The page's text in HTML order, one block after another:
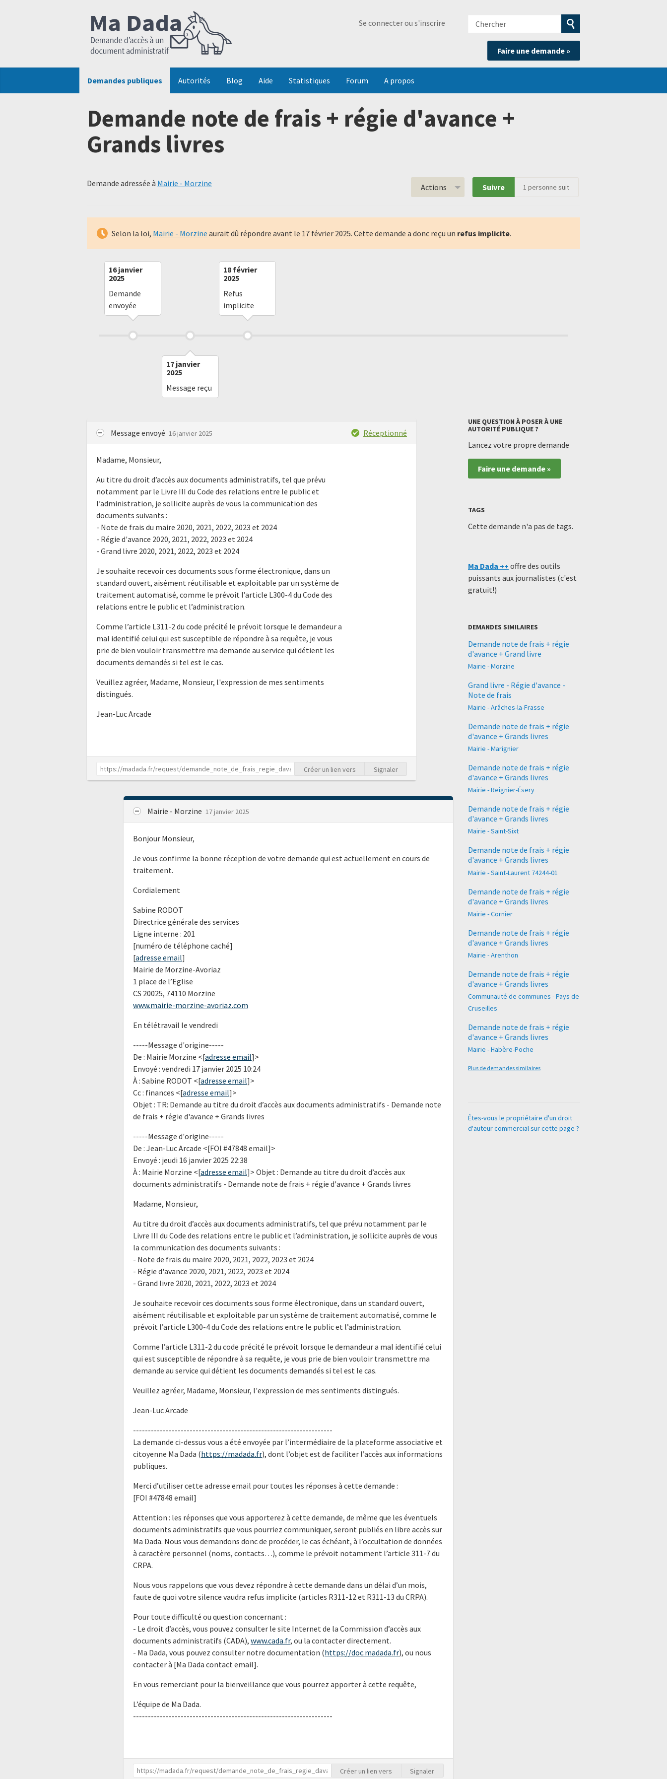
Se connecter ou s'inscrire
Chercher
Soumettre
la
recherche
Faire une demande »
Demandes publiques Autorités Blog Aide Statistiques Forum A propos
Demande note de frais + régie d'avance +
Grands livres
Demande adressée à Mairie - Morzine Actions Suivre 1 personne suit
Selon la loi, Mairie - Morzine aurait dû répondre avant le 17 février 2025. Cette demande a donc reçu un refus implicite.
16 janvier
2025
Demande
envoyée
17 janvier
2025
Message reçu
18 février
2025
Refus
implicite
Message envoyé 16 janvier 2025 Réceptionné
Madame, Monsieur,
Au titre du droit d’accès aux documents administratifs, tel que prévu
notamment par le Livre III du Code des relations entre le public et
l’administration, je sollicite auprès de vous la communication des
documents suivants :
- Note de frais du maire 2020, 2021, 2022, 2023 et 2024
- Régie d'avance 2020, 2021, 2022, 2023 et 2024
- Grand livre 2020, 2021, 2022, 2023 et 2024
Je souhaite recevoir ces documents sous forme électronique, dans un
standard ouvert, aisément réutilisable et exploitable par un système de
traitement automatisé, comme le prévoit l’article L300-4 du Code des
relations entre le public et l’administration.
Comme l’article L311-2 du code précité le prévoit lorsque le demandeur a
mal identifié celui qui est susceptible de répondre à sa requête, je vous
prie de bien vouloir transmettre ma demande au service qui détient les
documents demandés si tel est le cas.
Veuillez agréer, Madame, Monsieur, l'expression de mes sentiments
distingués.
Jean-Luc Arcade
Créer un lien vers Signaler
Mairie - Morzine 17 janvier 2025
Bonjour Monsieur,
Je vous confirme la bonne réception de votre demande qui est actuellement en cours de
traitement.
Cordialement
Sabine RODOT
Directrice générale des services
Ligne interne : 201
[numéro de téléphone caché]
[adresse email]
Mairie de Morzine-Avoriaz
1 place de l’Eglise
CS 20025, 74110 Morzine
www.mairie-morzine-avoriaz.com
En télétravail le vendredi
-----Message d'origine-----
De : Mairie Morzine <[adresse email]>
Envoyé : vendredi 17 janvier 2025 10:24
À : Sabine RODOT <[adresse email]>
Cc : finances <[adresse email]>
Objet : TR: Demande au titre du droit d’accès aux documents administratifs - Demande note
de frais + régie d'avance + Grands livres
-----Message d'origine-----
De : Jean-Luc Arcade <[FOI #47848 email]>
Envoyé : jeudi 16 janvier 2025 22:38
À : Mairie Morzine <[adresse email]> Objet : Demande au titre du droit d’accès aux
documents administratifs - Demande note de frais + régie d'avance + Grands livres
Madame, Monsieur,
Au titre du droit d’accès aux documents administratifs, tel que prévu notamment par le
Livre III du Code des relations entre le public et l’administration, je sollicite auprès de vous
la communication des documents suivants :
- Note de frais du maire 2020, 2021, 2022, 2023 et 2024
- Régie d'avance 2020, 2021, 2022, 2023 et 2024
- Grand livre 2020, 2021, 2022, 2023 et 2024
Je souhaite recevoir ces documents sous forme électronique, dans un standard ouvert,
aisément réutilisable et exploitable par un système de traitement automatisé, comme le
prévoit l’article L300-4 du Code des relations entre le public et l’administration.
Comme l’article L311-2 du code précité le prévoit lorsque le demandeur a mal identifié celui
qui est susceptible de répondre à sa requête, je vous prie de bien vouloir transmettre ma
demande au service qui détient les documents demandés si tel est le cas.
Veuillez agréer, Madame, Monsieur, l'expression de mes sentiments distingués.
Jean-Luc Arcade
-------------------------------------------------------------------
La demande ci-dessus vous a été envoyée par l’intermédiaire de la plateforme associative et
citoyenne Ma Dada (https://madada.fr), dont l’objet est de faciliter l’accès aux informations
publiques.
Merci d’utiliser cette adresse email pour toutes les réponses à cette demande :
[FOI #47848 email]
Attention : les réponses que vous apporterez à cette demande, de même que les éventuels
documents administratifs que vous pourriez communiquer, seront publiés en libre accès sur
Ma Dada. Nous vous demandons donc de procéder, le cas échéant, à l’occultation de données
à caractère personnel (noms, contacts…), comme le prévoit notamment l’article 311-7 du
CRPA.
Nous vous rappelons que vous devez répondre à cette demande dans un délai d’un mois,
faute de quoi votre silence vaudra refus implicite (articles R311-12 et R311-13 du CRPA).
Pour toute difficulté ou question concernant :
- Le droit d’accès, vous pouvez consulter le site Internet de la Commission d’accès aux
documents administratifs (CADA), www.cada.fr, ou la contacter directement.
- Ma Dada, vous pouvez consulter notre documentation (https://doc.madada.fr), ou nous
contacter à [Ma Dada contact email].
En vous remerciant pour la bienveillance que vous pourrez apporter à cette requête,
L’équipe de Ma Dada.
-------------------------------------------------------------------
Créer un lien vers Signaler
UNE QUESTION À POSER À UNE
AUTORITÉ PUBLIQUE ?
Lancez votre propre demande
Faire une demande »
TAGS
Cette demande n'a pas de tags.
Ma Dada ++ offre des outils
puissants aux journalistes (c'est
gratuit!)
DEMANDES SIMILAIRES
Demande note de frais + régie
d'avance + Grand livre
Mairie - Morzine
Grand livre - Régie d'avance -
Note de frais
Mairie - Arâches-la-Frasse
Demande note de frais + régie
d'avance + Grands livres
Mairie - Marignier
Demande note de frais + régie
d'avance + Grands livres
Mairie - Reignier-Ésery
Demande note de frais + régie
d'avance + Grands livres
Mairie - Saint-Sixt
Demande note de frais + régie
d'avance + Grands livres
Mairie - Saint-Laurent 74244-01
Demande note de frais + régie
d'avance + Grands livres
Mairie - Cornier
Demande note de frais + régie
d'avance + Grands livres
Mairie - Arenthon
Demande note de frais + régie
d'avance + Grands livres
Communauté de communes - Pays de
Cruseilles
Demande note de frais + régie
d'avance + Grands livres
Mairie - Habère-Poche
Plus de demandes similaires
Êtes-vous le propriétaire d'un droit
d'auteur commercial sur cette page ?